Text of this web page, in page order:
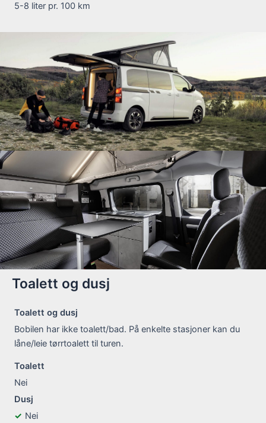
5-8 liter pr. 100 km
Toalett og dusj
Toalett og dusj
Bobilen har ikke toalett/bad. På enkelte stasjoner kan du
låne/leie tørrtoalett til turen.
Toalett
Nei
Dusj
Nei